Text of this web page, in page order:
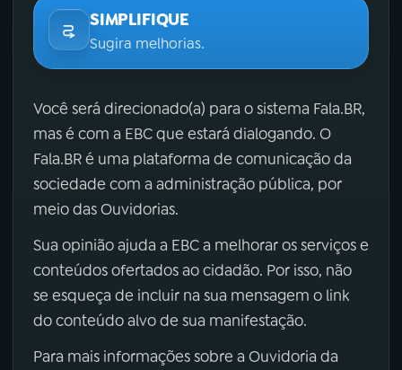
SIMPLIFIQUE
Sugira melhorias.
Você será direcionado(a) para o sistema Fala.BR,
mas é com a EBC que estará dialogando. O
Fala.BR é uma plataforma de comunicação da
sociedade com a administração pública, por
meio das Ouvidorias.
Sua opinião ajuda a EBC a melhorar os serviços e
conteúdos ofertados ao cidadão. Por isso, não
se esqueça de incluir na sua mensagem o link
do conteúdo alvo de sua manifestação.
Para mais informações sobre a Ouvidoria da